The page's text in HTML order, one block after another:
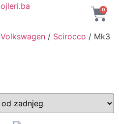
0
Volkswagen / Scirocco / Mk3